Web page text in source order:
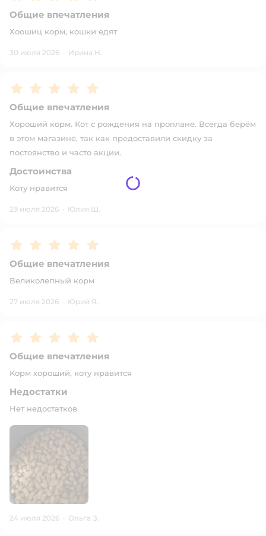
Общие впечатления
Хоошиц корм, кошки едят
30 июля 2026 · Ирина Н.
Рейтинг:5
Общие впечатления
Хороший корм. Кот с рождения на проплане. Всегда берём
в этом магазине, так как предоставили скидку за
постоянство и часто акции.
Достоинства
Коту нравится
29 июля 2026 · Юлия Ш.
Рейтинг:5
Общие впечатления
Великолепный корм
27 июля 2026 · Юрий Я.
Рейтинг:5
Общие впечатления
Корм хороший, коту нравится
Недостатки
Нет недостатков
24 июля 2026 · Ольга З.